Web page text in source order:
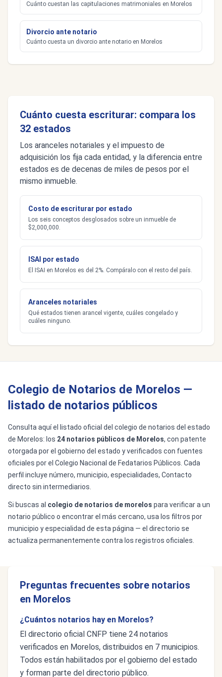
Cuánto cuestan las capitulaciones matrimoniales en Morelos
Divorcio ante notario
Cuánto cuesta un divorcio ante notario en Morelos
Cuánto cuesta escriturar: compara los
32 estados
Los aranceles notariales y el impuesto de
adquisición los fija cada entidad, y la diferencia entre
estados es de decenas de miles de pesos por el
mismo inmueble.
Costo de escriturar por estado
Los seis conceptos desglosados sobre un inmueble de
$2,000,000.
ISAI por estado
El ISAI en Morelos es del 2%. Compáralo con el resto del país.
Aranceles notariales
Qué estados tienen arancel vigente, cuáles congelado y
cuáles ninguno.
Colegio de Notarios de Morelos —
listado de notarios públicos
Consulta aquí el listado oficial del colegio de notarios del estado
de Morelos: los 24 notarios públicos de Morelos, con patente
otorgada por el gobierno del estado y verificados con fuentes
oficiales por el Colegio Nacional de Fedatarios Públicos. Cada
perfil incluye número, municipio, especialidades, Contacto
directo sin intermediarios.
Si buscas al colegio de notarios de morelos para verificar a un
notario público o encontrar el más cercano, usa los filtros por
municipio y especialidad de esta página — el directorio se
actualiza permanentemente contra los registros oficiales.
Preguntas frecuentes sobre notarios
en Morelos
¿Cuántos notarios hay en Morelos?
El directorio oficial CNFP tiene 24 notarios
verificados en Morelos, distribuidos en 7 municipios.
Todos están habilitados por el gobierno del estado
y forman parte del directorio público.